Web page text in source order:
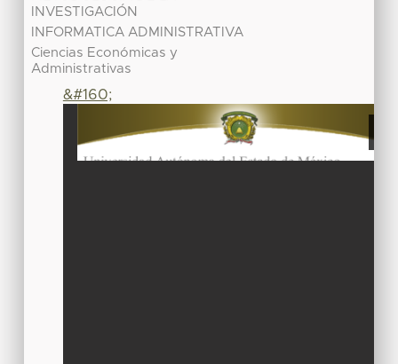
INVESTIGACIÓN
INFORMATICA ADMINISTRATIVA
Ciencias Económicas y
Administrativas
&#160;